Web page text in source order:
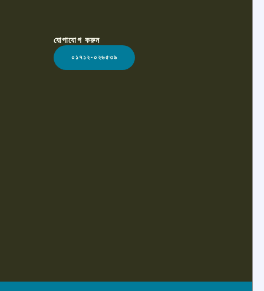
যোগাযোগ করুন
০১৭১২-০২৬৫৩৯